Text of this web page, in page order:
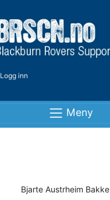
Logg inn
Meny
Bjarte Austrheim Bakke